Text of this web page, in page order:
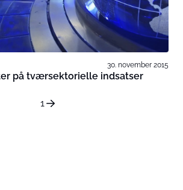
30. november 2015
på tværsektorielle indsatser
1